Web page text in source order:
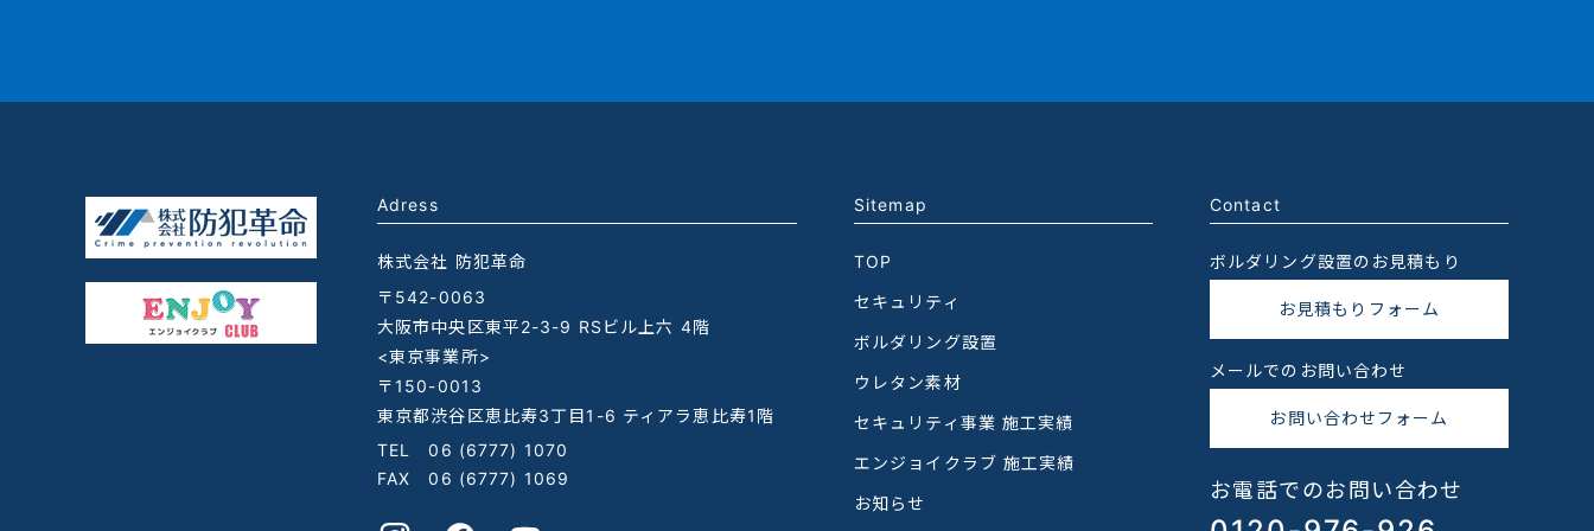
Adress
株式会社 防犯革命
〒542-0063
大阪市中央区東平2-3-9 RSビル上六 4階
<東京事業所>
〒150-0013
東京都渋谷区恵比寿3丁目1-6 ティアラ恵比寿1階
TEL06 (6777) 1070
FAX 06 (6777) 1069
Sitemap
TOP
セキュリティ
ボルダリング設置
ウレタン素材
セキュリティ事業 施工実績
エンジョイクラブ 施工実績
お知らせ
Contact
ボルダリング設置のお見積もり
お見積もりフォーム
メールでのお問い合わせ
お問い合わせフォーム
お電話でのお問い合わせ